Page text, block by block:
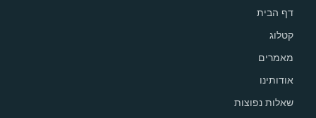
דף הבית
קטלוג
מאמרים
אודותינו
שאלות נפוצות